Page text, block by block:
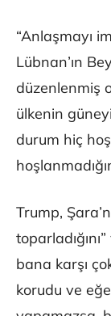
“Anlaşmayı
Lübnan’ın
düzenlenmiş
ülkenin
durum hiç
Trump,
bana karşı
korudu ve